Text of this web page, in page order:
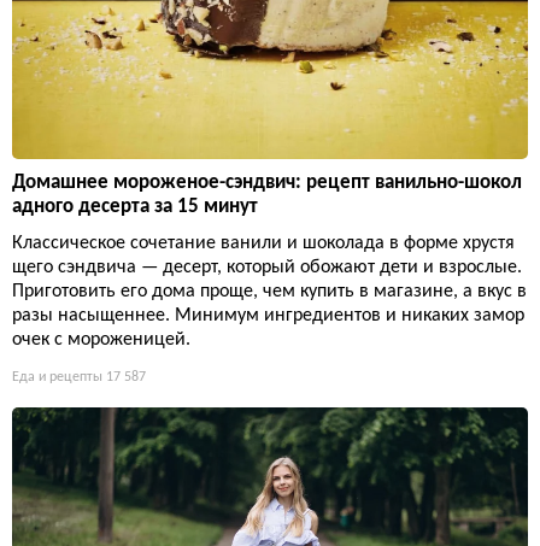
Домашнее мороженое-сэндвич: рецепт ванильно-шокол
адного десерта за 15 минут
Классическое сочетание ванили и шоколада в форме хрустя
щего сэндвича — десерт, который обожают дети и взрослые.
Приготовить его дома проще, чем купить в магазине, а вкус в
разы насыщеннее. Минимум ингредиентов и никаких замор
очек с мороженицей.
Еда и рецепты 17 587